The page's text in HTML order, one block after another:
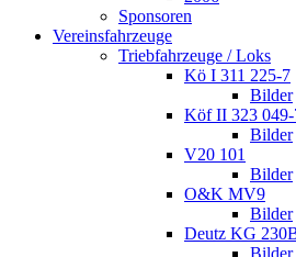
Sponsoren
Vereinsfahrzeuge
Triebfahrzeuge / Loks
Kö I 311 225-7
Bilder
Köf II 323
Bilder
V20 101
Bilder
O&K MV9
Bilder
Deutz KG